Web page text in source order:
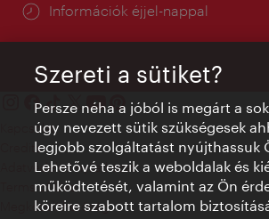
Információk éjjel-nappal
Kapcsolat
Credits
Adatvédelmi nyilatkozat
Terms of Use
Megközelíthetőség
Szereti a sütiket?
Persze néha a jóból is megárt a
úgy nevezett sütik szükségesek
legjobb szolgáltatást nyújthassuk
Lehetővé teszik a weboldalak és
működtetését, valamint az Ön
köreire szabott tartalom